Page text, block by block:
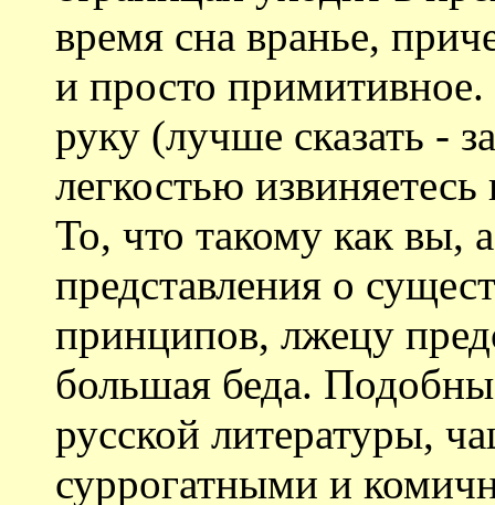
время сна вранье,
и просто примитивное.
руку (лучше сказать -
легкостью
То, что такому как вы,
представления о
принципов, лжецу
большая беда.
русской литературы,
суррогатными и